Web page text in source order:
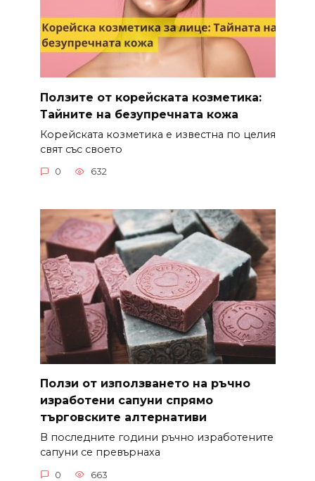
Ползите от корейската козметика:
Тайните на безупречната кожа
Корейската козметика е известна по целия
свят със своето
0 632
Ползи от използването на ръчно
изработени сапуни спрямо
търговските алтернативи
В последните години ръчно изработените
сапуни се превърнаха
0 663